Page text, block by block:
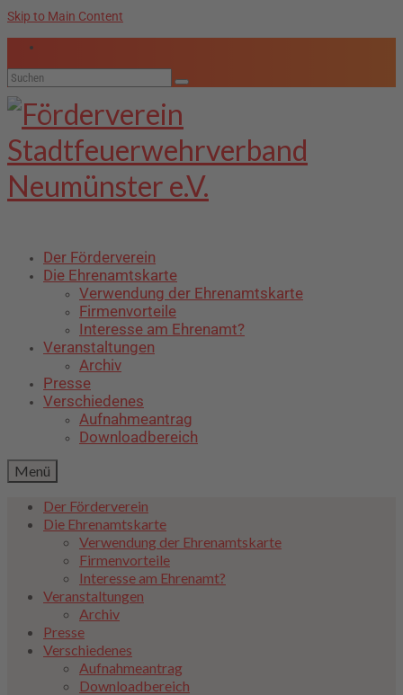
Skip to Main Content
Suche
nach:
Der Förderverein
Die Ehrenamtskarte
Verwendung der Ehrenamtskarte
Firmenvorteile
Interesse am Ehrenamt?
Veranstaltungen
Archiv
Presse
Verschiedenes
Aufnahmeantrag
Downloadbereich
Menü
Der Förderverein
Die Ehrenamtskarte
Verwendung der Ehrenamtskarte
Firmenvorteile
Interesse am Ehrenamt?
Veranstaltungen
Archiv
Presse
Verschiedenes
Aufnahmeantrag
Downloadbereich